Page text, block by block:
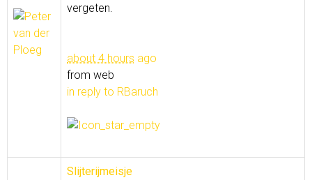
vergeten.
about 4 hours ago
from web
in reply to RBaruch
Slijterijmeisje